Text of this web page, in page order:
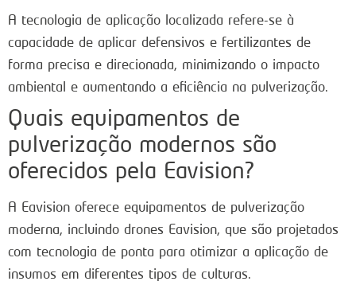
A tecnologia de aplicação localizada refere-se à
capacidade de aplicar defensivos e fertilizantes de
forma precisa e direcionada, minimizando o impacto
ambiental e aumentando a eficiência na pulverização.
Quais equipamentos de
pulverização modernos são
oferecidos pela Eavision?
A Eavision oferece equipamentos de pulverização
moderna, incluindo drones Eavision, que são projetados
com tecnologia de ponta para otimizar a aplicação de
insumos em diferentes tipos de culturas.